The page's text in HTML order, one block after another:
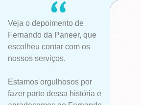
Veja o depoimento de
Fernando da Paneer, que
escolheu contar com os
nossos serviços.
Estamos orgulhosos por
fazer parte dessa história e